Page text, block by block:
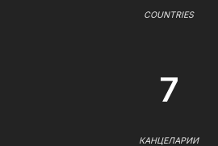
COUNTRIES
7
КАНЦЕЛАРИИ